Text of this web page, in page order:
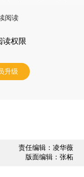
阅读
读权限
升级
责任编辑：凌华薇
版面编辑：张柘